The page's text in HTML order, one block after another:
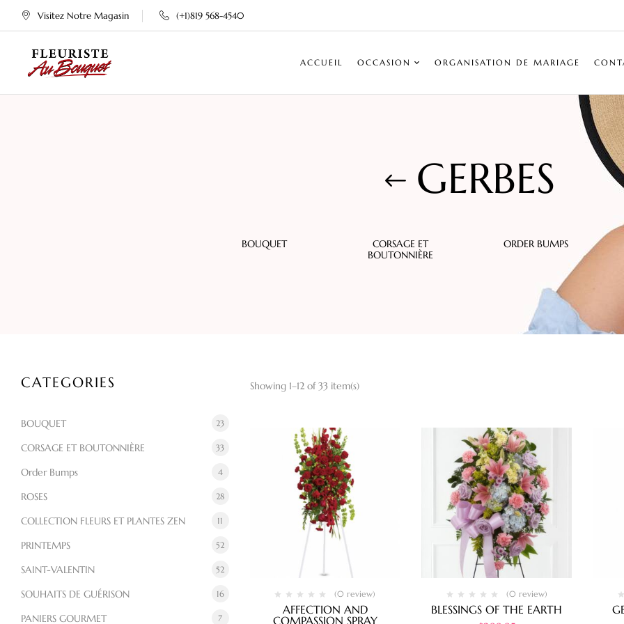
Visitez Notre Magasin (+1)819 568-4540
ACCUEIL OCCASION ORGANISATION DE MARIAGE
GERBES
BOUQUET
CORSAGE ET
BOUTONNIÈRE
ORDER BUMPS
CATEGORIES
BOUQUET 23
CORSAGE ET BOUTONNIÈRE 33
Order Bumps 4
ROSES 28
COLLECTION FLEURS ET PLANTES ZEN 11
PRINTEMPS 52
SAINT-VALENTIN 52
SOUHAITS DE GUÉRISON 16
PANIERS GOURMET 7
Showing 1–12 of 33 item(s)
(0 review)
AFFECTION AND
COMPASSION SPRAY
(0 review)
BLESSINGS OF THE EARTH